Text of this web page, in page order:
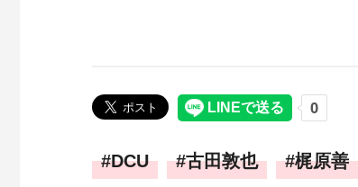
DCU 古田敦也 梶原善